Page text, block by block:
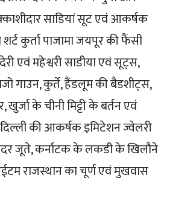
साडियां सूट एवं आकर्षक
कुर्ता पाजामा जयपूर की फैंसी
एवं महेश्वरी साडीया एवं सूट्स,
गाउन, कुर्ते, हैंडलूम की बैडशीट्स,
के चीनी मिट्टी के बर्तन एवं
की आकर्षक इमिटेशन ज्वेलरी
जूते, कर्नाटक के लकडी के खिलौने
राजस्थान का चूर्ण एवं मुखवास